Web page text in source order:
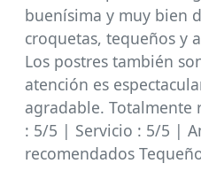
buenísima y muy bien
croquetas, tequeños y
Los postres también
atención es
agradable. Totalmente
: 5/5 | Servicio : 5/5 |
recomendados